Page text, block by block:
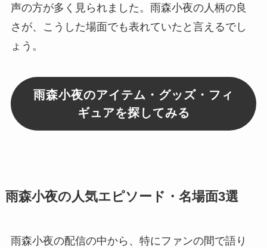
声の方が多く見られました。雨森小夜の人柄の良
さが、こうした場面でも表れていたと言えるでし
ょう。
雨森小夜のアイテム・グッズ・フィ
ギュアを探してみる
雨森小夜の人気エピソード・名場面3選
雨森小夜の配信の中から、特にファンの間で語り